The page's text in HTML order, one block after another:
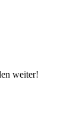
weiter!